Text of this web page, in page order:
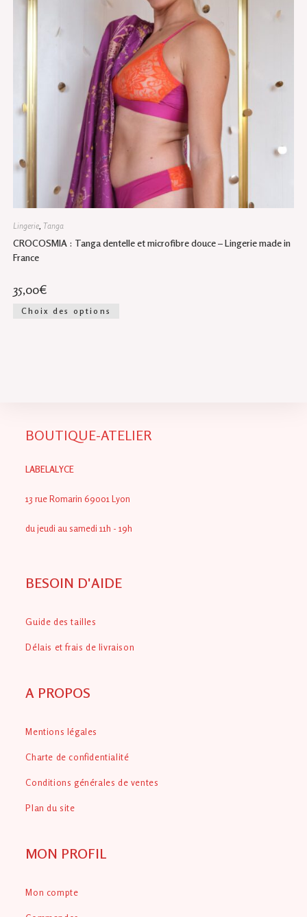
page
du
produit
Lingerie, Tanga
CROCOSMIA : Tanga dentelle et microfibre douce – Lingerie made in
France
35,00€
Choix des options
du
produit
BOUTIQUE-ATELIER
LABELALYCE
13 rue Romarin 69001 Lyon
du jeudi au samedi 11h - 19h
BESOIN D'AIDE
Guide des tailles
Délais et frais de livraison
A PROPOS
Mentions légales
Charte de confidentialité
Conditions générales de ventes
Plan du site
MON PROFIL
Mon compte